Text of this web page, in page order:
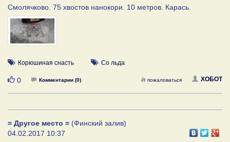
Смолячково. 75 хвостов нанокори. 10 метров. Карась.
Корюшиная снасть Со льда
Нравится
0 Комментарии (0) ХОБОТ
пожаловаться
= Другое место = (Финский залив)
04.02.2017 10:37